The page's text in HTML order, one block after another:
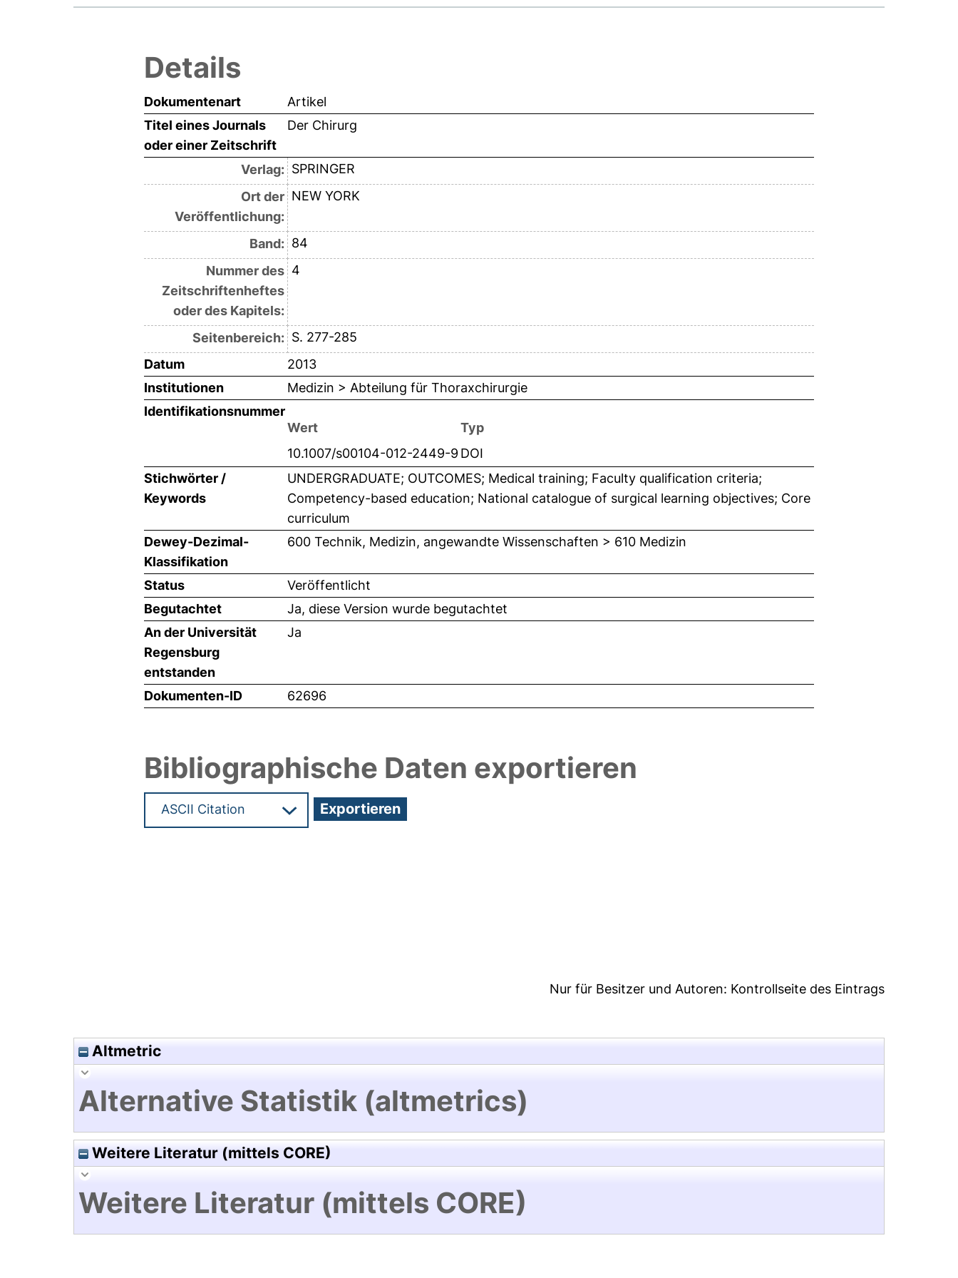
Details
Dokumentenart
Artikel
Titel eines Journals
oder einer Zeitschrift
Der Chirurg
Verlag: SPRINGER
Ort der
Veröffentlichung:
NEW YORK
Band: 84
Nummer des
Zeitschriftenheftes
oder des Kapitels:
4
Seitenbereich: S. 277-285
Datum
2013
Institutionen
Medizin > Abteilung für Thoraxchirurgie
Identifikationsnummer
Wert
Typ
10.1007/s00104-012-2449-9 DOI
Stichwörter /
Keywords
UNDERGRADUATE; OUTCOMES; Medical training; Faculty qualification criteria;
Competency-based education; National catalogue of surgical learning objectives; Core
curriculum
Dewey-Dezimal-
Klassifikation
600 Technik, Medizin, angewandte Wissenschaften > 610 Medizin
Status
Veröffentlicht
Begutachtet
Ja, diese Version wurde begutachtet
An der Universität
Regensburg
entstanden
Ja
Dokumenten-ID 62696
Bibliographische Daten exportieren
Nur für Besitzer und Autoren: Kontrollseite des Eintrags
Altmetric
Alternative Statistik (altmetrics)
Weitere Literatur (mittels CORE)
Weitere Literatur (mittels CORE)